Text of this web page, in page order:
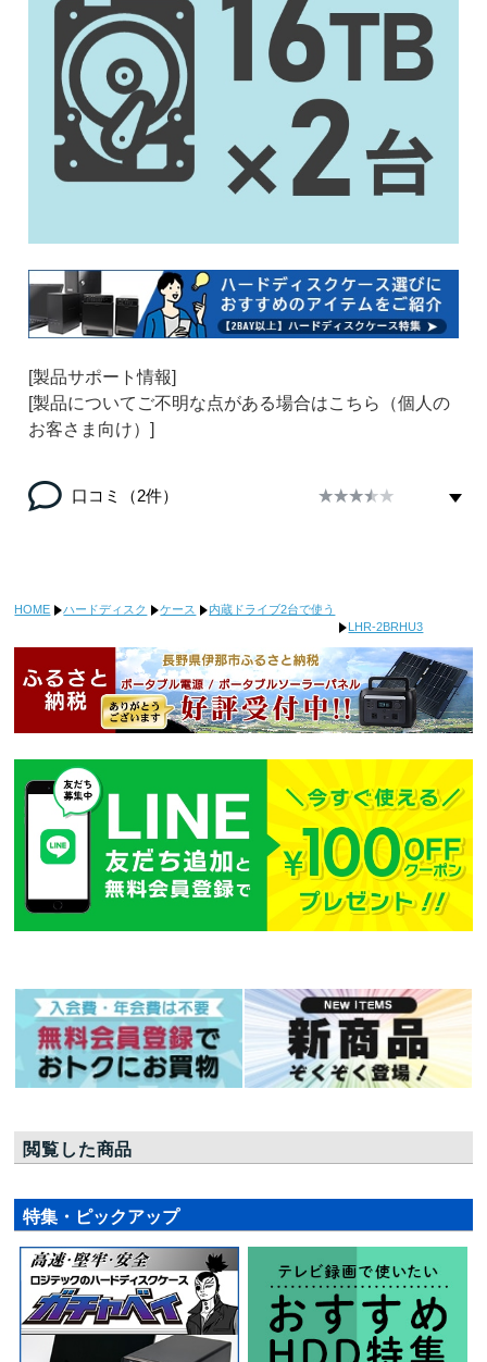
[製品サポート情報]
[製品についてご不明な点がある場合はこちら（個人の
お客さま向け）]
口コミ（2件）
HOME ハードディスク ケース
内蔵ドライブ2台で使う
LHR-2BRHU3
閲覧した商品
特集・ピックアップ